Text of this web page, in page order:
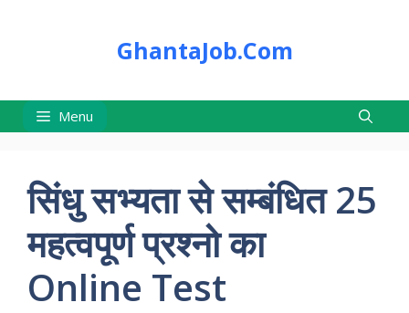
GhantaJob.Com
Menu
सिंधु सभ्यता से सम्बंधित 25
महत्वपूर्ण प्रश्नो का
Online Test